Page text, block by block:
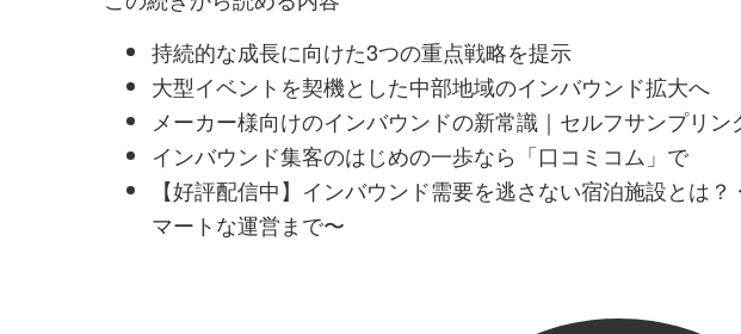
持続的な成長に向けた3つの重点戦略を提示
大型イベントを契機とした中部地域のインバウンド拡大へ
メーカー様向けのインバウンドの新常識｜セルフサンプリン
インバウンド集客のはじめの一歩なら「口コミコム」で
【好評配信中】インバウンド需要を逃さない宿泊施設とは
マートな運営まで〜